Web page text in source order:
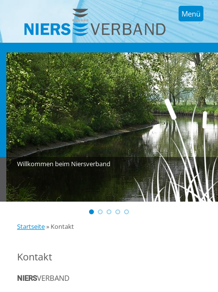
Menü
Willkommen beim Niersverband
Startseite» Kontakt
Kontakt
NIERSVERBAND